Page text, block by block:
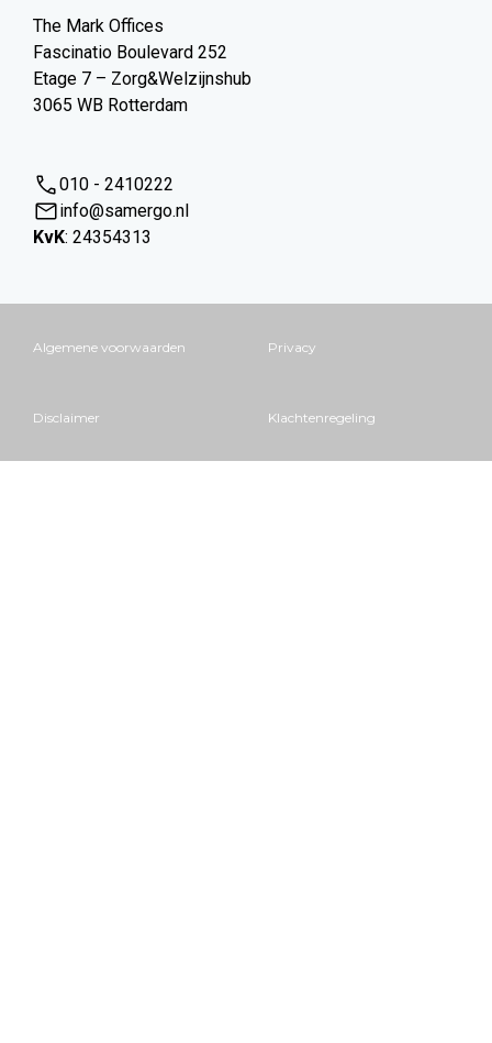
The Mark Offices
Fascinatio Boulevard 252
Etage 7 – Zorg&Welzijnshub
3065 WB Rotterdam
010 - 2410222
info@samergo.nl
KvK: 24354313
Algemene voorwaarden Privacy
Disclaimer Klachtenregeling